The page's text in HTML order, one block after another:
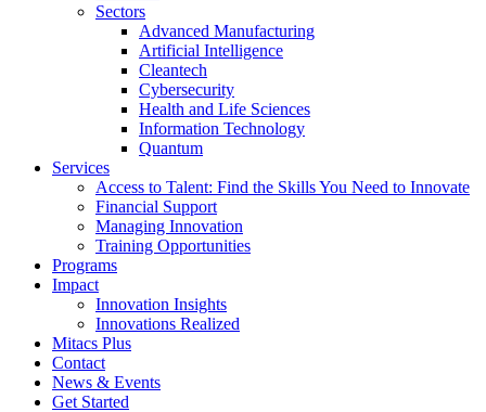
Sectors
Advanced Manufacturing
Artificial Intelligence
Cleantech
Cybersecurity
Health and Life Sciences
Information Technology
Quantum
Services
Access to Talent: Find the Skills You Need to Innovate
Financial Support
Managing Innovation
Training Opportunities
Programs
Impact
Innovation Insights
Innovations Realized
Mitacs Plus
Contact
News & Events
Get Started